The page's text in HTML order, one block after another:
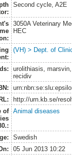
Second cycle, A2E
3050A Veterinary
HEC
(VH) > Dept. of
urolithiasis,
recidiv
http://urn.kb.se/
of
Animal diseases
Swedish
05 Jun 2013 10:22